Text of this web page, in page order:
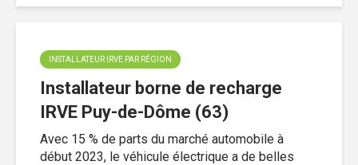
INSTALLATEUR IRVE PAR RÉGION
Installateur borne de recharge
IRVE Puy-de-Dôme (63)
Avec 15 % de parts du marché automobile à
début 2023, le véhicule électrique a de belles